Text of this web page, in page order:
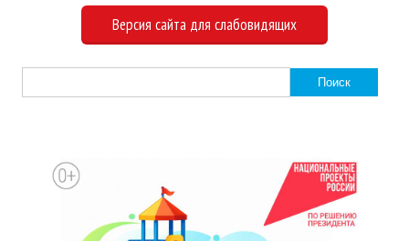
Версия сайта для слабовидящих